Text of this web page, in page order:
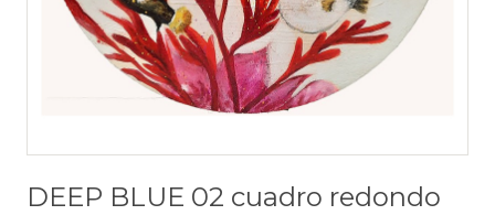
DEEP BLUE 02 cuadro redondo